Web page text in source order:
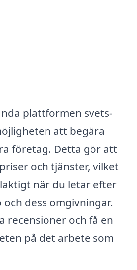
plattformen svets-
att begära
företag. Detta gör att
och tjänster, vilket
när du letar efter
och dess omgivningar.
recensioner och få en
på det arbete som